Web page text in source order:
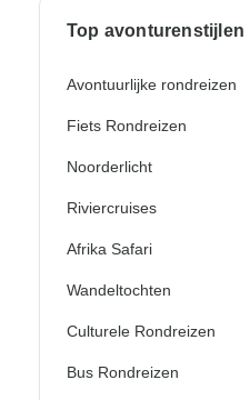
Top avonturenstijlen
Avontuurlijke rondreizen
Fiets Rondreizen
Noorderlicht
Riviercruises
Afrika Safari
Wandeltochten
Culturele Rondreizen
Bus Rondreizen